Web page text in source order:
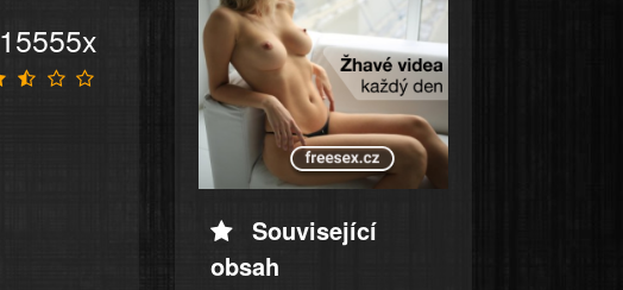
15555x
Související
obsah